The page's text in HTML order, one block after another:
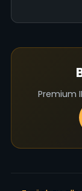
Premium